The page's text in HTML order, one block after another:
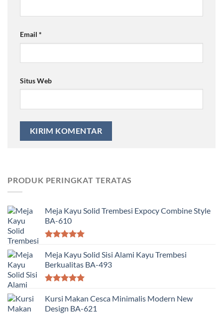
Email *
Situs Web
PRODUK PERINGKAT TERATAS
Meja Kayu Solid Trembesi Expocy Combine Style
BA-610
dari 5
Meja Kayu Solid Sisi Alami Kayu Trembesi
Berkualitas BA-493
dari 5
Kursi Makan Cesca Minimalis Modern New
Design BA-621